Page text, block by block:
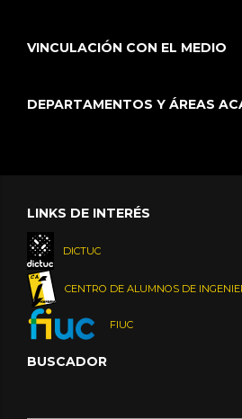
VINCULACIÓN CON EL MEDIO
DEPARTAMENTOS Y ÁREAS
LINKS DE INTERÉS
DICTUC
CENTRO DE ALUMNOS DE
FIUC
BUSCADOR